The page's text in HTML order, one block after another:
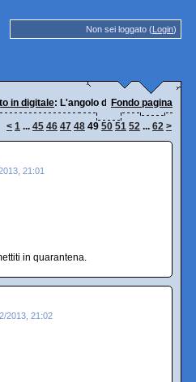
Non sei loggato (Login)
in digitale: L'angolo dei diversamente
Fondo pagina
< 1 ... 45 46 47 48 49 50 51 52 ... 62 >
21:01
in quarantena.
2013, 21:02